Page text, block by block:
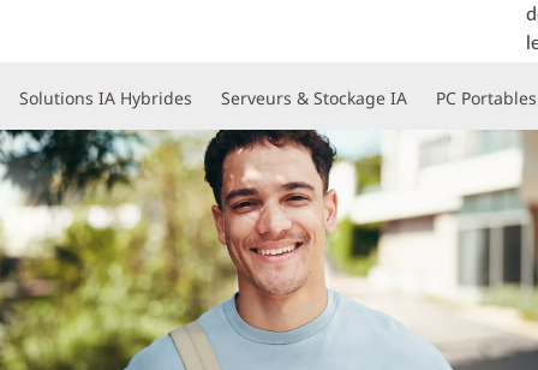
a
c
o
n
e
n
u
p
r
Solutions IA Hybrides Serveurs & Stockage IA PC